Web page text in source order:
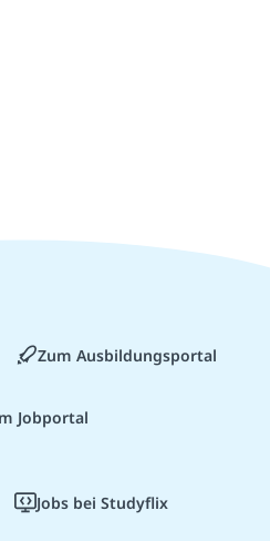
Zum Ausbildungsportal
Jobportal
Jobs bei Studyflix